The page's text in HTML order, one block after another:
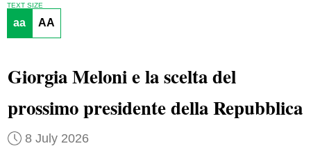
TEXT SIZE
aa AA
Giorgia Meloni e la scelta del
prossimo presidente della Repubblica
8 July 2026